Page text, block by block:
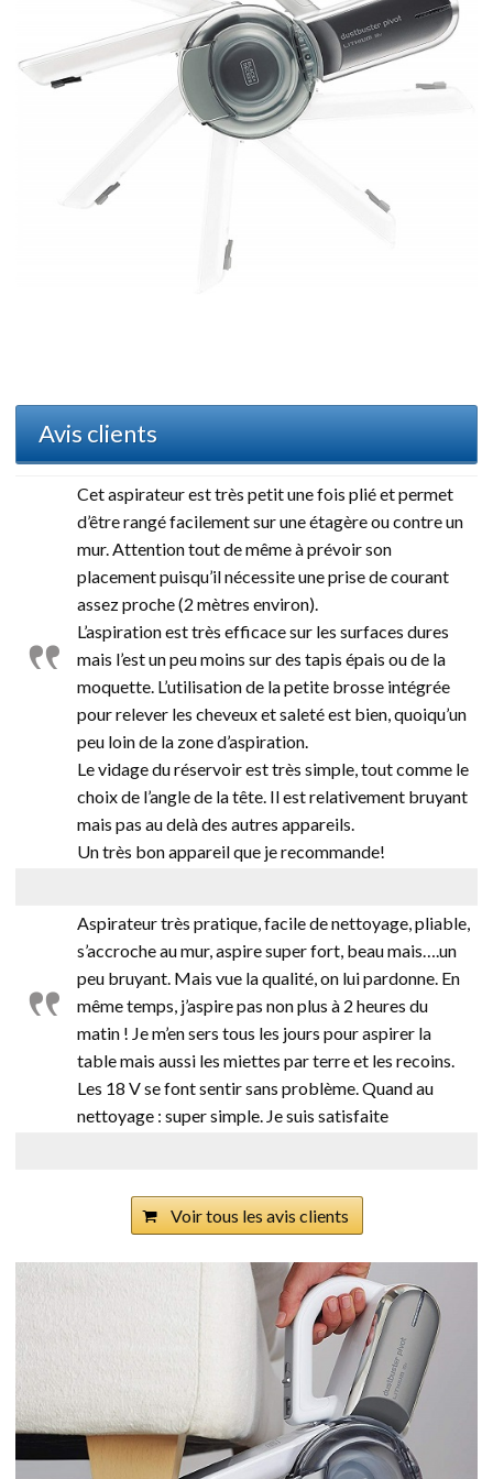
Avis clients
Cet aspirateur est très petit une fois plié et permet
d’être rangé facilement sur une étagère ou contre un
mur. Attention tout de même à prévoir son
placement puisqu’il nécessite une prise de courant
assez proche (2 mètres environ).
L’aspiration est très efficace sur les surfaces dures
mais l’est un peu moins sur des tapis épais ou de la
moquette. L’utilisation de la petite brosse intégrée
pour relever les cheveux et saleté est bien, quoiqu’un
peu loin de la zone d’aspiration.
Le vidage du réservoir est très simple, tout comme le
choix de l’angle de la tête. Il est relativement bruyant
mais pas au delà des autres appareils.
Un très bon appareil que je recommande!
Aspirateur très pratique, facile de nettoyage, pliable,
s’accroche au mur, aspire super fort, beau mais….un
peu bruyant. Mais vue la qualité, on lui pardonne. En
même temps, j’aspire pas non plus à 2 heures du
matin ! Je m’en sers tous les jours pour aspirer la
table mais aussi les miettes par terre et les recoins.
Les 18 V se font sentir sans problème. Quand au
nettoyage : super simple. Je suis satisfaite
Voir tous les avis clients